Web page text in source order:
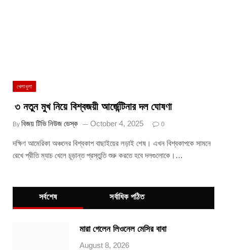
খেলাধুলা
৩ নতুন মুখ নিয়ে বিশ্বজয়ী আর্জেন্টিনার দল ঘোষণা
By বিজয় টিভি নিউজ ডেস্ক October 4, 2025 0
দক্ষিণ আমেরিকা অঞ্চলের বিশ্বকাপ বাছাইয়ের লড়াই শেষ। এখন বিশ্বকাপকে সামনে
রেখে প্রীতি ম্যাচ খেলে চূড়ান্ত প্রস্তুতি শুরু করতে হবে দলগুলোকে।…
সর্বশেষ সর্বাধিক পঠিত
মারা গেলেন লিওনেল মেসির বাবা
August 8, 2026